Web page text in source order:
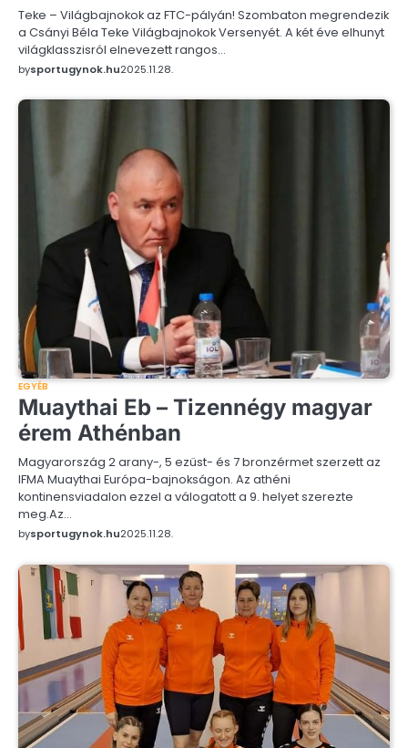
Teke – Világbajnokok az FTC-pályán! Szombaton megrendezik
a Csányi Béla Teke Világbajnokok Versenyét. A két éve elhunyt
világklasszisról elnevezett rangos…
bysportugynok.hu2025.11.28.
EGYÉB
Muaythai Eb – Tizennégy magyar
érem Athénban
Magyarország 2 arany-, 5 ezüst- és 7 bronzérmet szerzett az
IFMA Muaythai Európa-bajnokságon. Az athéni
kontinensviadalon ezzel a válogatott a 9. helyet szerezte
meg.Az…
bysportugynok.hu2025.11.28.